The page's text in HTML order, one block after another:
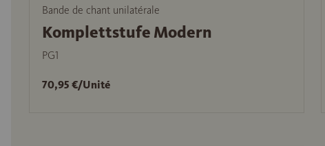
Bande de chant unilatérale
Komplettstufe Modern
PG1
70,95 €/Unité